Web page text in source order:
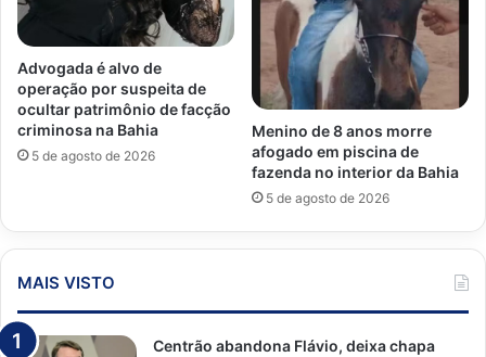
Advogada é alvo de
operação por suspeita de
ocultar patrimônio de facção
criminosa na Bahia
5 de agosto de 2026
Menino de 8 anos morre
afogado em piscina de
fazenda no interior da Bahia
5 de agosto de 2026
MAIS VISTO
Centrão abandona Flávio, deixa chapa